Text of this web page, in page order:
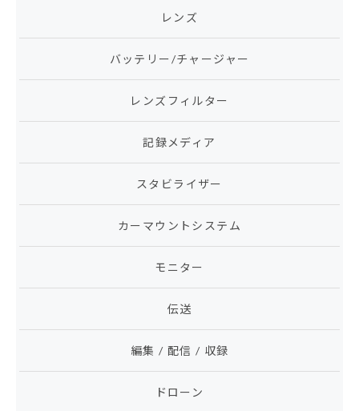
レンズ
バッテリー/チャージャー
レンズフィルター
記録メディア
スタビライザー
カーマウントシステム
モニター
伝送
編集 / 配信 / 収録
ドローン